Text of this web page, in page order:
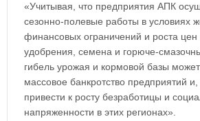
«Учитывая, что предприятия АПК
сезонно-полевые работы в условиях
финансовых ограничений и роста
удобрения, семена и горюче-
гибель урожая и кормовой базы
массовое банкротство предприятий и,
привести к росту безработицы и
напряженности в этих регионах».